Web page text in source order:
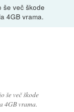
še več škode
4GB vrama.
še več škode
4GB vrama.